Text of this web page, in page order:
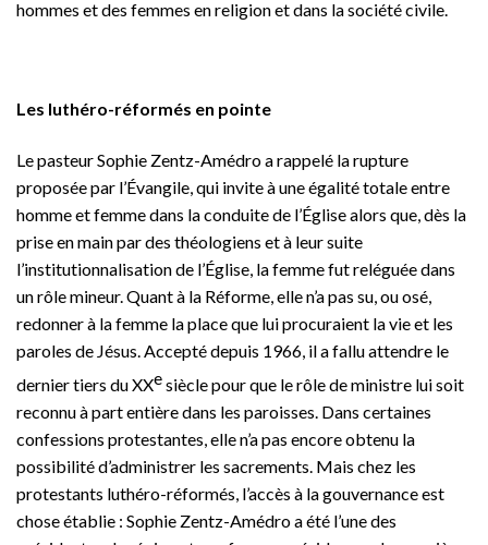
hommes et des femmes en religion et dans la société civile.
Les luthéro-réformés en pointe
Le pasteur Sophie Zentz-Amédro a rappelé la rupture
proposée par l’Évangile, qui invite à une égalité totale entre
homme et femme dans la conduite de l’Église alors que, dès la
prise en main par des théologiens et à leur suite
l’institutionnalisation de l’Église, la femme fut reléguée dans
un rôle mineur. Quant à la Réforme, elle n’a pas su, ou osé,
redonner à la femme la place que lui procuraient la vie et les
paroles de Jésus. Accepté depuis 1966, il a fallu attendre le
dernier tiers du XXesiècle pour que le rôle de ministre lui soit
reconnu à part entière dans les paroisses. Dans certaines
confessions protestantes, elle n’a pas encore obtenu la
possibilité d’administrer les sacrements. Mais chez les
protestants luthéro-réformés, l’accès à la gouvernance est
chose établie : Sophie Zentz-Amédro a été l’une des